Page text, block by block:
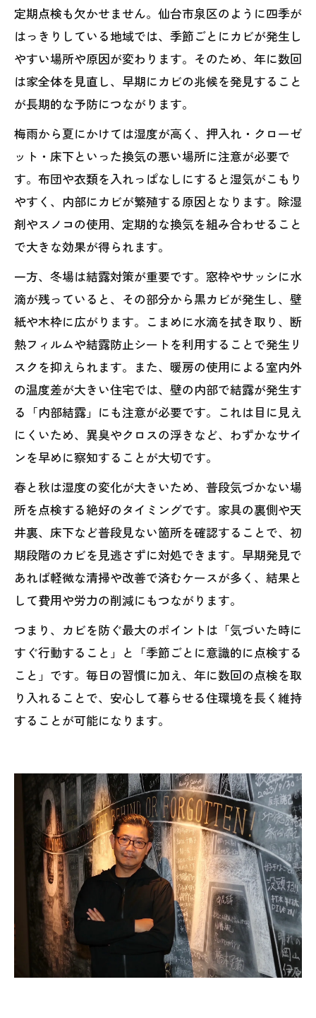
定期点検も欠かせません。仙台市泉区のように四季が
はっきりしている地域では、季節ごとにカビが発生し
やすい場所や原因が変わります。そのため、年に数回
は家全体を見直し、早期にカビの兆候を発見すること
が長期的な予防につながります。
梅雨から夏にかけては湿度が高く、押入れ・クローゼ
ット・床下といった換気の悪い場所に注意が必要で
す。布団や衣類を入れっぱなしにすると湿気がこもり
やすく、内部にカビが繁殖する原因となります。除湿
剤やスノコの使用、定期的な換気を組み合わせること
で大きな効果が得られます。
一方、冬場は結露対策が重要です。窓枠やサッシに水
滴が残っていると、その部分から黒カビが発生し、壁
紙や木枠に広がります。こまめに水滴を拭き取り、断
熱フィルムや結露防止シートを利用することで発生リ
スクを抑えられます。また、暖房の使用による室内外
の温度差が大きい住宅では、壁の内部で結露が発生す
る「内部結露」にも注意が必要です。これは目に見え
にくいため、異臭やクロスの浮きなど、わずかなサイ
ンを早めに察知することが大切です。
春と秋は湿度の変化が大きいため、普段気づかない場
所を点検する絶好のタイミングです。家具の裏側や天
井裏、床下など普段見ない箇所を確認することで、初
期段階のカビを見逃さずに対処できます。早期発見で
あれば軽微な清掃や改善で済むケースが多く、結果と
して費用や労力の削減にもつながります。
つまり、カビを防ぐ最大のポイントは「気づいた時に
すぐ行動すること」と「季節ごとに意識的に点検する
こと」です。毎日の習慣に加え、年に数回の点検を取
り入れることで、安心して暮らせる住環境を長く維持
することが可能になります。